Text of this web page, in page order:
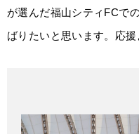
が選んだ福山シティFCで
ばりたいと思います。応